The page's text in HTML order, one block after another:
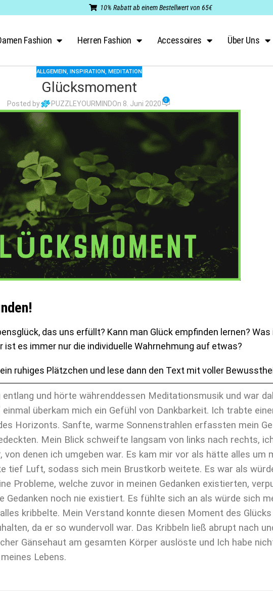
10% Rabatt ab einem Bestellwert von 65€
Fashion Herren Fashion Accessoires Über Uns
ALLGEMEIN, INSPIRATION, MEDITATION
Glücksmoment
Posted by PUZZLEYOURMINDOn 8. Juni 2020 0
das uns erfüllt? Kann man Glück empfinden lernen?
ist es immer nur die individuelle Wahrnehmung auf etwas?
ruhiges Plätzchen und lese dann den Text mit voller
und hörte währenddessen Meditationsmusik und war
überkam mich ein Gefühl von Dankbarkeit. Ich trabte
Horizonts. Sanfte, warme Sonnenstrahlen erfassten mein
Mein Blick schweifte langsam von links nach rechts,
denen ich umgeben war. Es kam mir vor als hätte alles um
tief Luft, sodass sich mein Brustkorb weitete. Es war als
Probleme, welche zuvor in meinen Gedanken existierten,
Gedanken noch nie existiert. Es fühlte sich an als würde sich
kribbelte. Mein Verstand konnte diesen Moment des
da er so wundervoll war. Das Kribbeln ließ abrupt nach
Gänsehaut am gesamten Körper auslöste und Ich habe
Lebens.